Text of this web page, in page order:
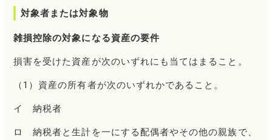
対象者または対象物
雑損控除の対象になる資産の要件
損害を受けた資産が次のいずれにも当てはまること。
（1）資産の所有者が次のいずれかであること。
イ 納税者
ロ 納税者と生計を一にする配偶者やその他の親族で、